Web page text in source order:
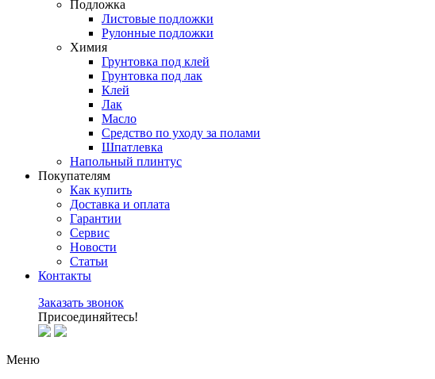
Подложка
Листовые подложки
Рулонные подложки
Химия
Грунтовка под клей
Грунтовка под лак
Клей
Лак
Масло
Средство по уходу за полами
Шпатлевка
Напольный плинтус
Покупателям
Как купить
Доставка и оплата
Гарантии
Сервис
Новости
Статьи
Контакты
Заказать звонок
Присоединяйтесь!
Меню